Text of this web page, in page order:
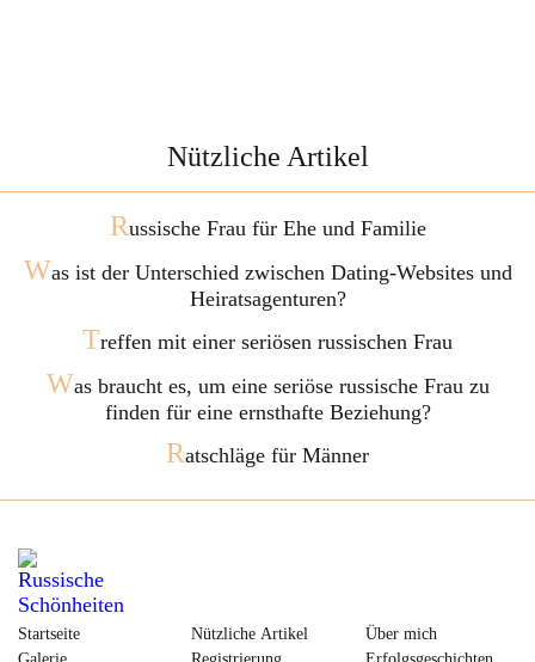
Nützliche Artikel
Russische Frau für Ehe und Familie
Was ist der Unterschied zwischen Dating-Websites und
Heiratsagenturen?
Treffen mit einer seriösen russischen Frau
Was braucht es, um eine seriöse russische Frau zu
finden für eine ernsthafte Beziehung?
Ratschläge für Männer
Startseite
Nützliche Artikel
Über mich